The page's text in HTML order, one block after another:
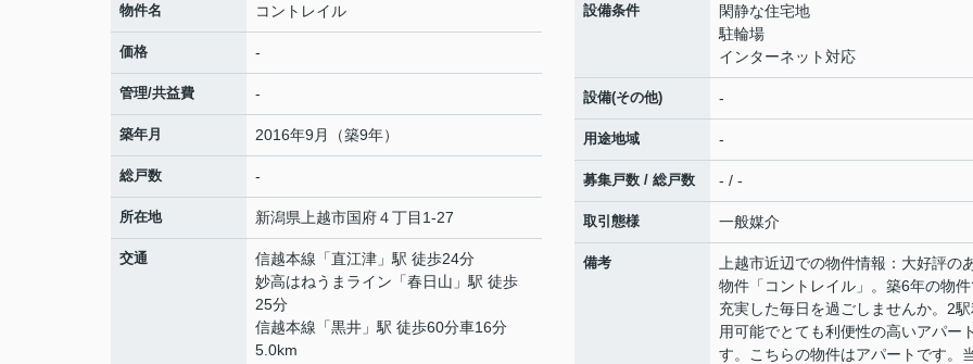
物件名 コントレイル
価格 -
管理/共益費 -
築年月 2016年9月（築9年）
総戸数 -
所在地 新潟県 上越市国府４丁目1-27
交通 信越本線 「直江津 」駅 徒歩24分
妙高はねうまライン 「春日山 」駅 徒歩
25分
信越本線 「黒井 」駅 徒歩60分車16分
5.0km
設備条件
閑静な住宅地
駐輪場
インターネット対応
設備(その他) -
用途地域 -
募集戸数 / 総戸数 - / -
取引態様 一般媒介
備考
上越市近辺での物件情報：大好評の
物件「コントレイル」。築6年の物
充実した毎日を過ごしませんか。2駅
用可能でとても利便性の高いアパー
す。こちらの物件はアパートです。